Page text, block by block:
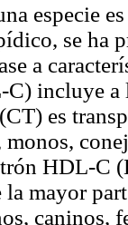
especie
se ha
a
incluye a
es
monos,
HDL-C
la mayor
caninos,